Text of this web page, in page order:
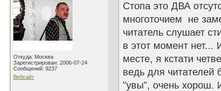
Откуда: Москва
Зарегистрирован: 2006-07-24
Сообщений: 9237
Вебсайт
Стопа это ДВА
многоточием не
читатель слушает
в этот момент нет...
месте, я кстати
ведь для
"увы", очень